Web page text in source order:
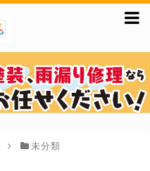
未分類